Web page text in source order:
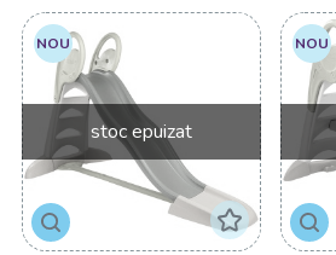
stoc epuizat
NOU NOU